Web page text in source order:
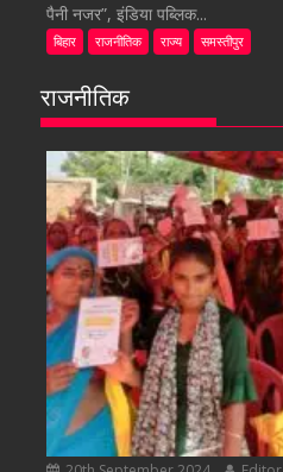
पैनी नजर”, इंडिया पब्लिक...
बिहार राजनीतिक राज्य समस्तीपुर
राजनीतिक